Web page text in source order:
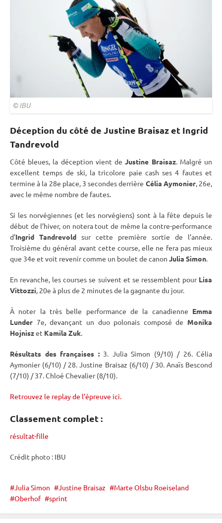
©IBU
Déception du côté de Justine Braisaz et Ingrid
Tandrevold
Côté bleues, la déception vient deJustine Braisaz. Malgré un
excellent temps de ski, la tricolore paie cash ses 4 fautes et
termine à la 28e place, 3 secondes derrière Célia Aymonier, 26e,
avec le même nombre de fautes.
Si les norvégiennes (et les norvégiens) sont à la fête depuis le
début de l’hiver, on notera tout de même la contre-performance
d’Ingrid Tandrevold sur cette première sortie de l’année.
Troisième du général avant cette course, elle ne fera pas mieux
que 34e et voit revenir comme un boulet de canon Julia Simon.
En revanche, les courses se suivent et se ressemblent pour Lisa
Vittozzi, 20e à plus de 2 minutes de la gagnante du jour.
À noter la très belle performance de la canadienne Emma
Lunder 7e, devançant un duo polonais composé de Monika
Hojniszet Kamila Zuk.
Résultats des françaises :3. Julia Simon (9/10) / 26. Célia
Aymonier (6/10) / 28. Justine Braisaz (6/10) / 30. Anaïs Bescond
(7/10) / 37. Chloé Chevalier (8/10).
Retrouvez le replay de l’épreuve ici.
Classement complet :
résultat-fille
Crédit photo : IBU
Julia Simon Justine Braisaz
Marte Olsbu Roeiseland
Oberhof
sprint